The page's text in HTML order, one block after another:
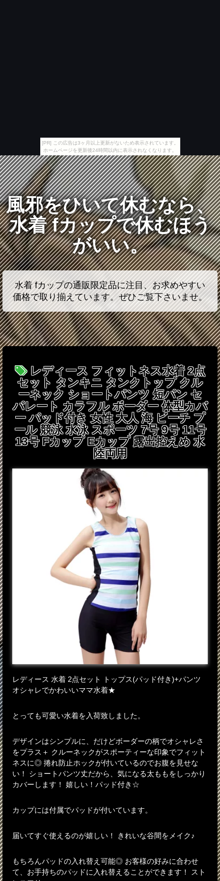
[PR] この広告は3ヶ月以上更新がないため表示されています。
ホームページを更新後24時間以内に表示されなくなります。
風邪をひいて休むなら、
水着 fカップで休むほう
がいい。
水着 fカップの通販限定品に注目、お求めやすい
価格で取り揃えています。ぜひご覧下さいませ。
レディース フィットネス水着 2点
セット タンキニ タンクトップ クル
ーネック ショートパンツ 短パン セ
パレート カラフル ボーダー 体型カバ
ー パッド付き 女性 大人 海 ビーチ プ
ール 競泳 水泳 スポーツ 7号 9号 11号
13号 Fカップ Eカップ 露出控えめ 水
陸両用
レディース 水着 2点セット トップス(パッド付き)+パンツ
オシャレでかわいいママ水着★
とっても可愛い水着を入荷致しました。
デザインはシンプルに、だけどボーダーの柄でオシャレさ
をプラス＋ クルーネックがスポーティーな印象でフィット
ネスに◎ 捲れ防止ホックが付いているのでお腹を見せな
い！ ショートパンツ丈だから、気になる太ももをしっかり
カバーします！ 嬉しい！パッド付き☆
カップには付属でパッドが付いています。
届いてすぐ使えるのが嬉しい！ きれいな谷間をメイク♪
もちろんパッドの入れ替え可能◎ お客様の好みに合わせ
て、お手持ちのパッドに入れ替えることができます！ スト